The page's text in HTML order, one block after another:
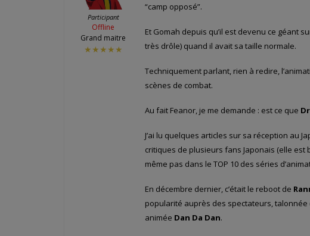
Participant
Offline
Grand maitre
★★★★★
“camp opposé”.
Et Gomah depuis qu’il est devenu ce géant
très drôle) quand il avait sa taille normale.
Techniquement parlant, rien à redire,
scènes de combat.
Au fait Feanor, je me demande : est ce que
J’ai lu quelques articles sur sa réception au
critiques de plusieurs fans Japonais (elle est
même pas dans le TOP 10 des séries
En décembre dernier, c’était le reboot de
popularité auprès des spectateurs,
animée Dan Da Dan.